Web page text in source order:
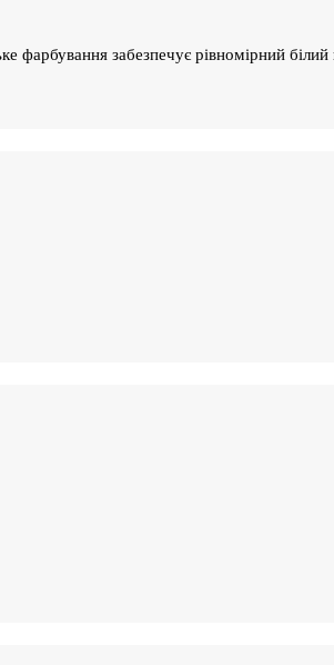
фарбування забезпечує рівномірний